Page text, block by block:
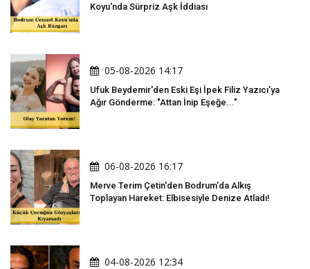
Koyu'nda Sürpriz Aşk İddiası
05-08-2026 14:17
Ufuk Beydemir'den Eski Eşi İpek Filiz Yazıcı'ya
Ağır Gönderme: "Attan İnip Eşeğe..."
06-08-2026 16:17
Merve Terim Çetin'den Bodrum'da Alkış
Toplayan Hareket: Elbisesiyle Denize Atladı!
04-08-2026 12:34